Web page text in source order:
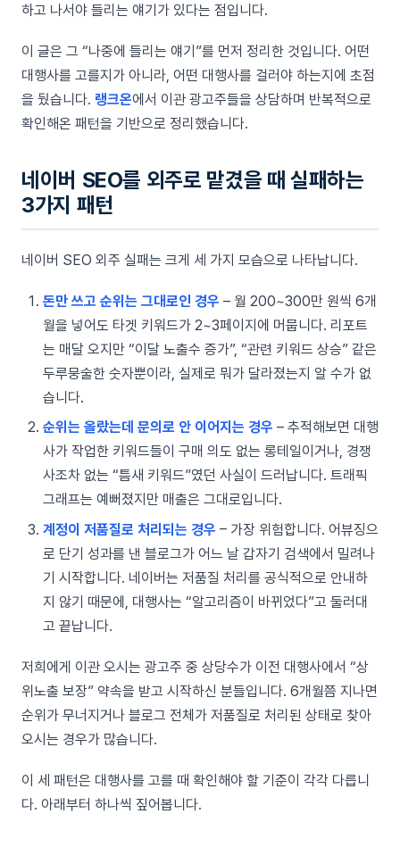
하고 나서야 들리는 얘기가 있다는 점입니다.
이 글은 그 “나중에 들리는 얘기”를 먼저 정리한 것입니다. 어떤
대행사를 고를지가 아니라, 어떤 대행사를 걸러야 하는지에 초점
을 뒀습니다. 랭크온에서 이관 광고주들을 상담하며 반복적으로
확인해온 패턴을 기반으로 정리했습니다.
네이버 SEO를 외주로 맡겼을 때 실패하는
3가지 패턴
네이버 SEO 외주 실패는 크게 세 가지 모습으로 나타납니다.
돈만 쓰고 순위는 그대로인 경우 – 월 200~300만 원씩 6개
월을 넣어도 타겟 키워드가 2~3페이지에 머뭅니다. 리포트
는 매달 오지만 “이달 노출수 증가”, “관련 키워드 상승” 같은
두루뭉술한 숫자뿐이라, 실제로 뭐가 달라졌는지 알 수가 없
습니다.
순위는 올랐는데 문의로 안 이어지는 경우 – 추적해보면 대행
사가 작업한 키워드들이 구매 의도 없는 롱테일이거나, 경쟁
사조차 없는 “틈새 키워드”였던 사실이 드러납니다. 트래픽
그래프는 예뻐졌지만 매출은 그대로입니다.
계정이 저품질로 처리되는 경우 – 가장 위험합니다. 어뷰징으
로 단기 성과를 낸 블로그가 어느 날 갑자기 검색에서 밀려나
기 시작합니다. 네이버는 저품질 처리를 공식적으로 안내하
지 않기 때문에, 대행사는 “알고리즘이 바뀌었다”고 둘러대
고 끝납니다.
저희에게 이관 오시는 광고주 중 상당수가 이전 대행사에서 “상
위노출 보장” 약속을 받고 시작하신 분들입니다. 6개월쯤 지나면
순위가 무너지거나 블로그 전체가 저품질로 처리된 상태로 찾아
오시는 경우가 많습니다.
이 세 패턴은 대행사를 고를 때 확인해야 할 기준이 각각 다릅니
다. 아래부터 하나씩 짚어봅니다.